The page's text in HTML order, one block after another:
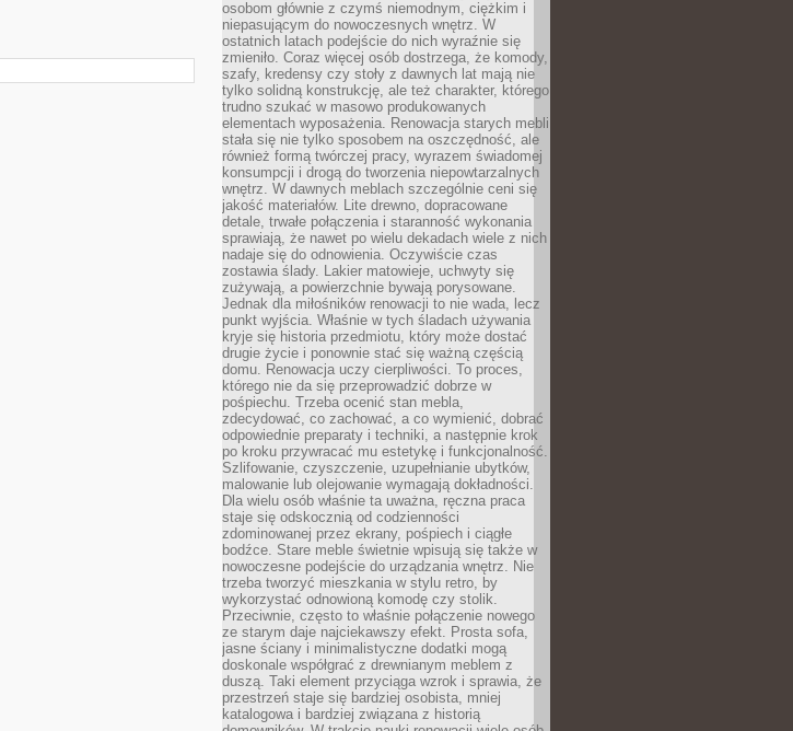
osobom głównie z czymś niemodnym, ciężkim i
niepasującym do nowoczesnych wnętrz. W
ostatnich latach podejście do nich wyraźnie się
zmieniło. Coraz więcej osób dostrzega, że komody,
szafy, kredensy czy stoły z dawnych lat mają nie
tylko solidną konstrukcję, ale też charakter, którego
trudno szukać w masowo produkowanych
elementach wyposażenia. Renowacja starych mebli
stała się nie tylko sposobem na oszczędność, ale
również formą twórczej pracy, wyrazem świadomej
konsumpcji i drogą do tworzenia niepowtarzalnych
wnętrz. W dawnych meblach szczególnie ceni się
jakość materiałów. Lite drewno, dopracowane
detale, trwałe połączenia i staranność wykonania
sprawiają, że nawet po wielu dekadach wiele z nich
nadaje się do odnowienia. Oczywiście czas
zostawia ślady. Lakier matowieje, uchwyty się
zużywają, a powierzchnie bywają porysowane.
Jednak dla miłośników renowacji to nie wada, lecz
punkt wyjścia. Właśnie w tych śladach używania
kryje się historia przedmiotu, który może dostać
drugie życie i ponownie stać się ważną częścią
domu. Renowacja uczy cierpliwości. To proces,
którego nie da się przeprowadzić dobrze w
pośpiechu. Trzeba ocenić stan mebla,
zdecydować, co zachować, a co wymienić, dobrać
odpowiednie preparaty i techniki, a następnie krok
po kroku przywracać mu estetykę i funkcjonalność.
Szlifowanie, czyszczenie, uzupełnianie ubytków,
malowanie lub olejowanie wymagają dokładności.
Dla wielu osób właśnie ta uważna, ręczna praca
staje się odskocznią od codzienności
zdominowanej przez ekrany, pośpiech i ciągłe
bodźce. Stare meble świetnie wpisują się także w
nowoczesne podejście do urządzania wnętrz. Nie
trzeba tworzyć mieszkania w stylu retro, by
wykorzystać odnowioną komodę czy stolik.
Przeciwnie, często to właśnie połączenie nowego
ze starym daje najciekawszy efekt. Prosta sofa,
jasne ściany i minimalistyczne dodatki mogą
doskonale współgrać z drewnianym meblem z
duszą. Taki element przyciąga wzrok i sprawia, że
przestrzeń staje się bardziej osobista, mniej
katalogowa i bardziej związana z historią